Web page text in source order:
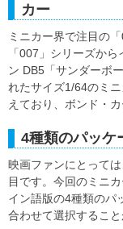
カー
ミニカー界で注目の
「007」シリーズか
ン DB5「サンダーボ
れたサイズ1/64のミ
えており、ボンド・
4種類のパッケ
映画ファンにとって
目です。今回のミニ
イン語版の4種類のパ
合わせて選択すること